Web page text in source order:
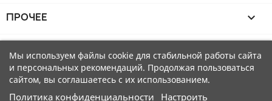
ПРОЧЕЕ 
Мы используем файлы cookie для стабильной работы сайта
и персональных рекомендаций. Продолжая пользоваться
сайтом, вы соглашаетесь с их использованием.
Политика конфиденциальности Настроить